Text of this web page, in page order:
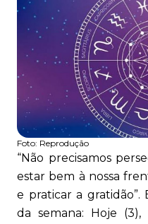
Foto: Reprodução
“Não precisamos
estar bem à nossa
e praticar a gratidão”.
da semana: Hoje (3),